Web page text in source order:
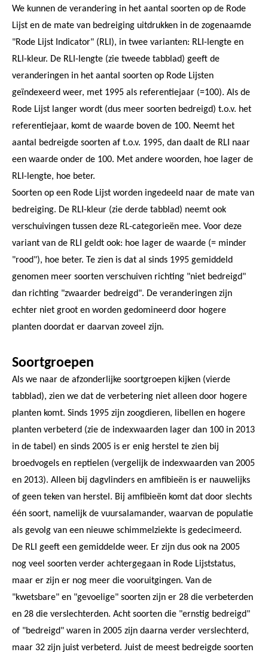
We kunnen de verandering in het aantal soorten op de Rode
Lijst en de mate van bedreiging uitdrukken in de zogenaamde
"Rode Lijst Indicator" (RLI), in twee varianten: RLI-lengte en
RLI-kleur. De RLI-lengte (zie tweede tabblad) geeft de
veranderingen in het aantal soorten op Rode Lijsten
geïndexeerd weer, met 1995 als referentiejaar (=100). Als de
Rode Lijst langer wordt (dus meer soorten bedreigd) t.o.v. het
referentiejaar, komt de waarde boven de 100. Neemt het
aantal bedreigde soorten af t.o.v. 1995, dan daalt de RLI naar
een waarde onder de 100. Met andere woorden, hoe lager de
RLI-lengte, hoe beter.
Soorten op een Rode Lijst worden ingedeeld naar de mate van
bedreiging. De RLI-kleur (zie derde tabblad) neemt ook
verschuivingen tussen deze RL-categorieën mee. Voor deze
variant van de RLI geldt ook: hoe lager de waarde (= minder
"rood"), hoe beter. Te zien is dat al sinds 1995 gemiddeld
genomen meer soorten verschuiven richting "niet bedreigd"
dan richting "zwaarder bedreigd". De veranderingen zijn
echter niet groot en worden gedomineerd door hogere
planten doordat er daarvan zoveel zijn.
Soortgroepen
Als we naar de afzonderlijke soortgroepen kijken (vierde
tabblad), zien we dat de verbetering niet alleen door hogere
planten komt. Sinds 1995 zijn zoogdieren, libellen en hogere
planten verbeterd (zie de indexwaarden lager dan 100 in 2013
in de tabel) en sinds 2005 is er enig herstel te zien bij
broedvogels en reptielen (vergelijk de indexwaarden van 2005
en 2013). Alleen bij dagvlinders en amfibieën is er nauwelijks
of geen teken van herstel. Bij amfibieën komt dat door slechts
één soort, namelijk de vuursalamander, waarvan de populatie
als gevolg van een nieuwe schimmelziekte is gedecimeerd.
De RLI geeft een gemiddelde weer. Er zijn dus ook na 2005
nog veel soorten verder achtergegaan in Rode Lijststatus,
maar er zijn er nog meer die vooruitgingen. Van de
"kwetsbare" en "gevoelige" soorten zijn er 28 die verbeterden
en 28 die verslechterden. Acht soorten die "ernstig bedreigd"
of "bedreigd" waren in 2005 zijn daarna verder verslechterd,
maar 32 zijn juist verbeterd. Juist de meest bedreigde soorten